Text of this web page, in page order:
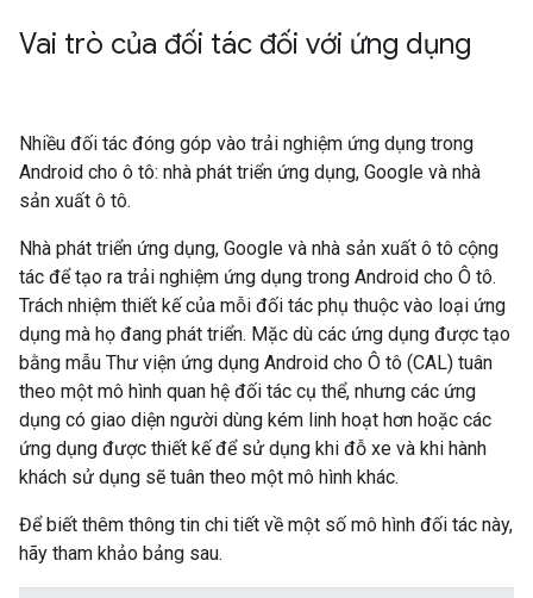
Vai trò của đối tác đối với ứng dụng
Nhiều đối tác đóng góp vào trải nghiệm ứng dụng trong
Android cho ô tô: nhà phát triển ứng dụng, Google và nhà
sản xuất ô tô.
Nhà phát triển ứng dụng, Google và nhà sản xuất ô tô cộng
tác để tạo ra trải nghiệm ứng dụng trong Android cho Ô tô.
Trách nhiệm thiết kế của mỗi đối tác phụ thuộc vào loại ứng
dụng mà họ đang phát triển. Mặc dù các ứng dụng được tạo
bằng mẫu Thư viện ứng dụng Android cho Ô tô (CAL) tuân
theo một mô hình quan hệ đối tác cụ thể, nhưng các ứng
dụng có giao diện người dùng kém linh hoạt hơn hoặc các
ứng dụng được thiết kế để sử dụng khi đỗ xe và khi hành
khách sử dụng sẽ tuân theo một mô hình khác.
Để biết thêm thông tin chi tiết về một số mô hình đối tác này,
hãy tham khảo bảng sau.